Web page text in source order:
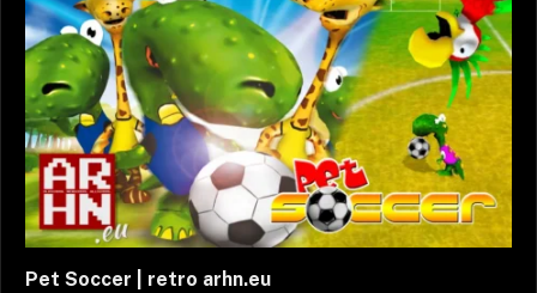
Pet Soccer | retro arhn.eu